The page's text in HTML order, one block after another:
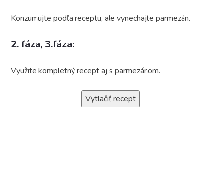
Konzumujte podľa receptu, ale vynechajte parmezán.
2. fáza, 3.fáza:
Využite kompletný recept aj s parmezánom.
Vytlačiť recept